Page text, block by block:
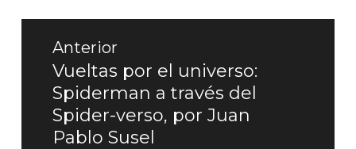
Navegación
entradas
Anterior
Entrada
anterior:
Vueltas por el universo:
Spiderman a través del
Spider-verso, por Juan
Pablo Susel